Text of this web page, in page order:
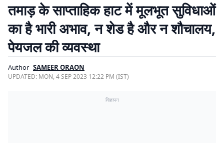
तमाड़ के साप्ताहिक हाट में मूलभूत सुविधाओं
का है भारी अभाव, न शेड है और न शौचालय,
पेयजल की व्यवस्था
Author SAMEER ORAON
UPDATED: MON, 4 SEP 2023 12:22 PM (IST)
विज्ञापन